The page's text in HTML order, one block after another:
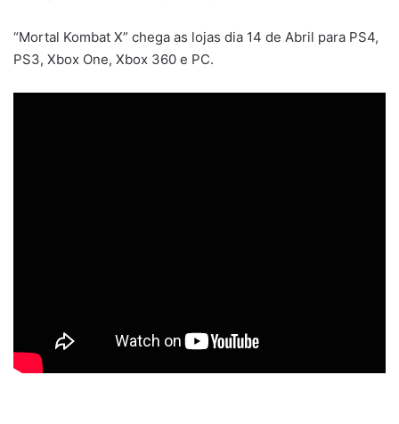
“Mortal Kombat X” chega as lojas dia 14 de Abril para PS4,
PS3, Xbox One, Xbox 360 e PC.